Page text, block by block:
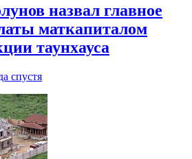
назвал главное
маткапиталом
таунхауса
спустя